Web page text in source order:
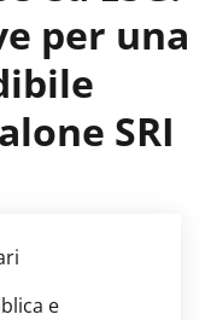
per una
SRI
e